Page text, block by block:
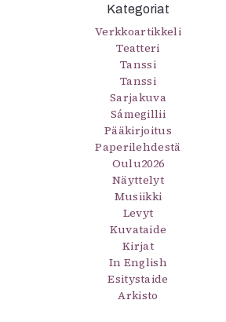
Kategoriat
Verkkoartikkeli
Teatteri
Tanssi
Tanssi
Sarjakuva
Sámegillii
Pääkirjoitus
Paperilehdestä
Oulu2026
Näyttelyt
Musiikki
Levyt
Kuvataide
Kirjat
In English
Esitystaide
Arkisto